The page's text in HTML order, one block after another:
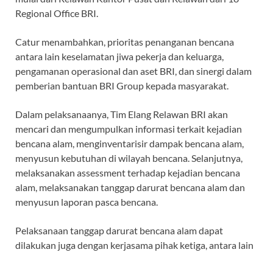
Regional Office BRI.
Catur menambahkan, prioritas penanganan bencana
antara lain keselamatan jiwa pekerja dan keluarga,
pengamanan operasional dan aset BRI, dan sinergi dalam
pemberian bantuan BRI Group kepada masyarakat.
Dalam pelaksanaanya, Tim Elang Relawan BRI akan
mencari dan mengumpulkan informasi terkait kejadian
bencana alam, menginventarisir dampak bencana alam,
menyusun kebutuhan di wilayah bencana. Selanjutnya,
melaksanakan assessment terhadap kejadian bencana
alam, melaksanakan tanggap darurat bencana alam dan
menyusun laporan pasca bencana.
Pelaksanaan tanggap darurat bencana alam dapat
dilakukan juga dengan kerjasama pihak ketiga, antara lain